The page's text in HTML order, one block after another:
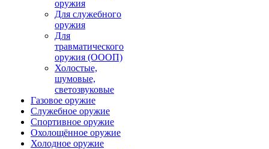
оружия
Для служебного
оружия
Для
травматического
оружия (ОООП)
Холостые,
шумовые,
светозвуковые
Газовое оружие
Служебное оружие
Спортивное оружие
Охолощённое оружие
Холодное оружие